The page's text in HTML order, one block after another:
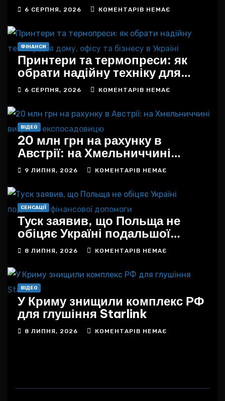
6 СЕРПНЯ, 2026 КОМЕНТАРІВ НЕМАЄ
ФІНАНСИ
Принтери та термопреси: як
обрати надійну техніку для
дому, офісу та бізнесу в
Україні
6 СЕРПНЯ, 2026 КОМЕНТАРІВ НЕМАЄ
ВІДЕО
20 млн грн на рахунку в
Австрії: на Хмельниччині
викрили експосадовицю
9 ЛИПНЯ, 2026 КОМЕНТАРІВ НЕМАЄ
СЕНСАЦІЇ
Туск заявив, що Польща не
обіцяє Україні подальшої
фінансової допомоги
8 ЛИПНЯ, 2026 КОМЕНТАРІВ НЕМАЄ
ВІДЕО
У Криму знищили комплекс РФ
для глушіння Starlink
8 ЛИПНЯ, 2026 КОМЕНТАРІВ НЕМАЄ